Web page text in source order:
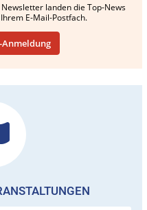
landen die Top-News
E-Mail-Postfach.